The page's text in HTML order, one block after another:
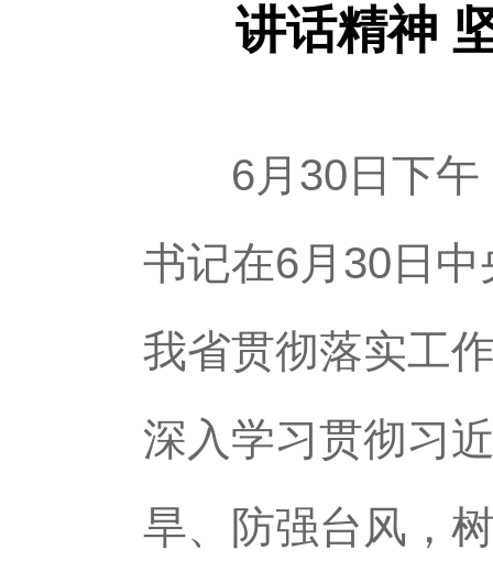
讲话精神
6月30日下午
书记在6月30日
我省贯彻落实工
深入学习贯彻习
旱、防强台风，